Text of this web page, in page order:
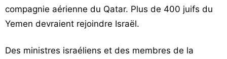
compagnie aérienne du Qatar. Plus de 400 juifs du
Yemen devraient rejoindre Israël.
Des ministres israéliens et des membres de la